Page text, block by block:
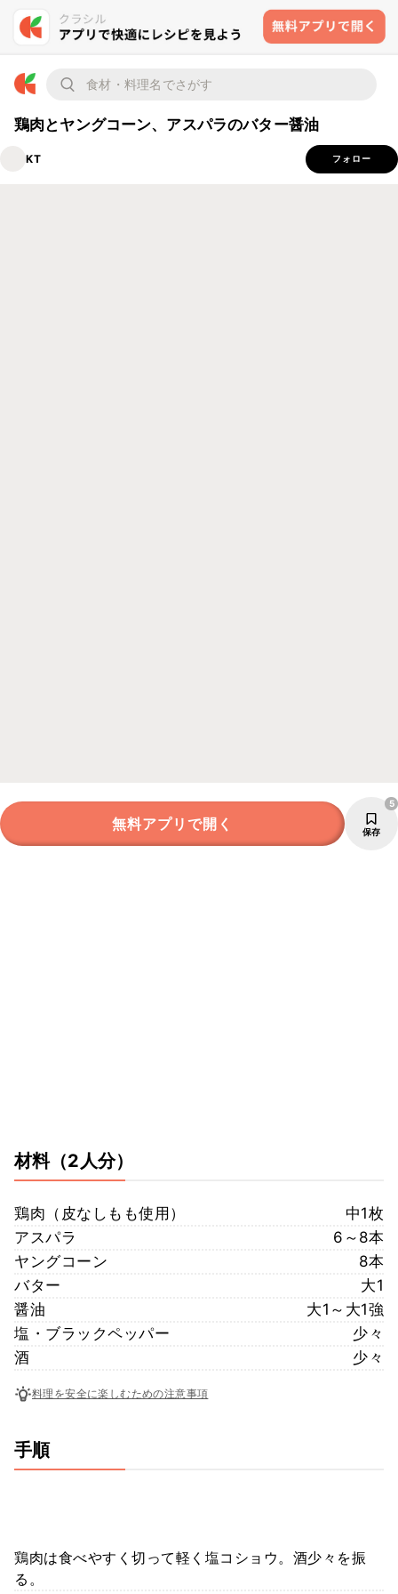
鶏肉とヤングコーン、アスパラのバター醤油
KT フォロー
無料アプリで開く 保存
5
材料（2人分）
鶏肉（皮なしもも使用）
中1枚
アスパラ
6～8本
ヤングコーン
8本
バター
大1
醤油
大1～大1強
塩・ブラックペッパー
少々
酒
少々
料理を安全に楽しむための注意事項
手順
鶏肉は食べやすく切って軽く塩コショウ。酒少々を振
る。